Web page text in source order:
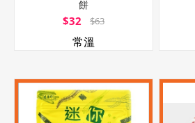
餅
$32 $63
常溫